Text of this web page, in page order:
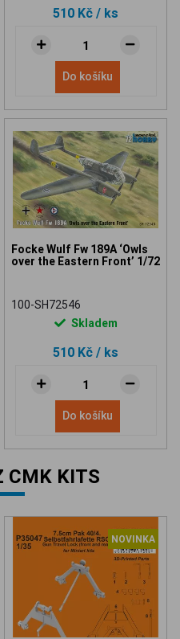
510 Kč / ks
Do košíku
Focke Wulf Fw 189A ‘Owls
over the Eastern Front’ 1/72
100-SH72546
Skladem
510 Kč / ks
Do košíku
CMK KITS
NOVINKA